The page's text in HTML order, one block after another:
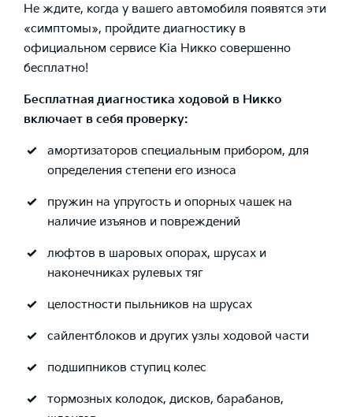
Не ждите, когда у вашего автомобиля появятся эти
«симптомы», пройдите диагностику в
официальном сервисе Kia Никко совершенно
бесплатно!
Бесплатная диагностика ходовой в Никко
включает в себя проверку:
амортизаторов специальным прибором, для
определения степени его износа
пружин на упругость и опорных чашек на
наличие изъянов и повреждений
люфтов в шаровых опорах, шрусах и
наконечниках рулевых тяг
целостности пыльников на шрусах
сайлентблоков и других узлы ходовой части
подшипников ступиц колес
тормозных колодок, дисков, барабанов,